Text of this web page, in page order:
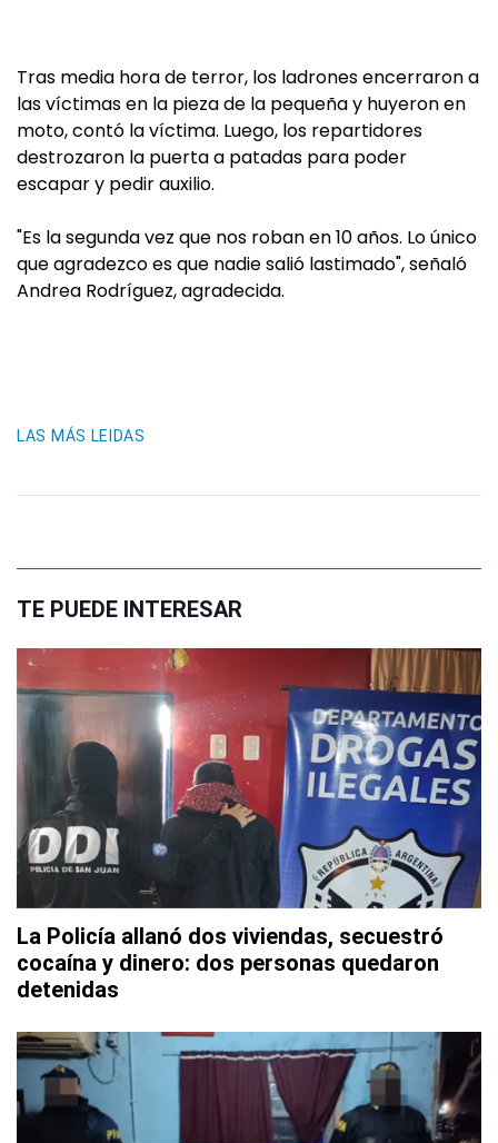
Tras media hora de terror, los ladrones encerraron a
las víctimas en la pieza de la pequeña y huyeron en
moto, contó la víctima. Luego, los repartidores
destrozaron la puerta a patadas para poder
escapar y pedir auxilio.
"Es la segunda vez que nos roban en 10 años. Lo único
que agradezco es que nadie salió lastimado", señaló
Andrea Rodríguez, agradecida.
LAS MÁS LEIDAS
TE PUEDE INTERESAR
La Policía allanó dos viviendas, secuestró
cocaína y dinero: dos personas quedaron
detenidas